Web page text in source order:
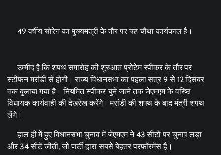
49 वर्षीय सोरेन का मुख्यमंत्री के तौर पर यह चौथा कार्यकाल है।
उम्मीद है कि शपथ समारोह की शुरुआत प्रोटेम स्पीकर के तौर पर
स्टीफन मरांडी से होगी। राज्य विधानसभा का पहला सत्र 9 से 12 दिसंबर
तक बुलाया गया है। नियमित स्पीकर चुने जाने तक जेएमएम के वरिष्ठ
विधायक कार्यवाही की देखरेख करेंगे। मरांडी की शपथ के बाद मंत्री शपथ
लेंगे।
हाल ही में हुए विधानसभा चुनाव में जेएमएम ने 43 सीटों पर चुनाव लड़ा
और 34 सीटें जीतीं, जो पार्टी द्वारा सबसे बेहतर परफॉरमेंस हैं।